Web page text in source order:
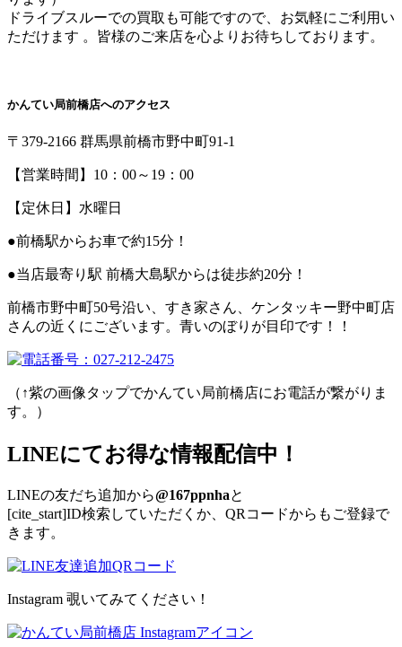
ドライブスルーでの買取も可能ですので、お気軽にご利用い
ただけます 。皆様のご来店を心よりお待ちしております。
かんてい局前橋店へのアクセス
〒379-2166 群馬県前橋市野中町91-1
【営業時間】10：00～19：00
【定休日】水曜日
●前橋駅からお車で約15分！
●当店最寄り駅 前橋大島駅からは徒歩約20分！
前橋市野中町50号沿い、すき家さん、ケンタッキー野中町店
さんの近くにございます。青いのぼりが目印です！！
（↑紫の画像タップでかんてい局前橋店にお電話が繋がりま
す。）
LINEにてお得な情報配信中！
LINEの友だち追加から@167ppnhaと
[cite_start]ID検索していただくか、QRコードからもご登録で
きます。
Instagram 覗いてみてください！